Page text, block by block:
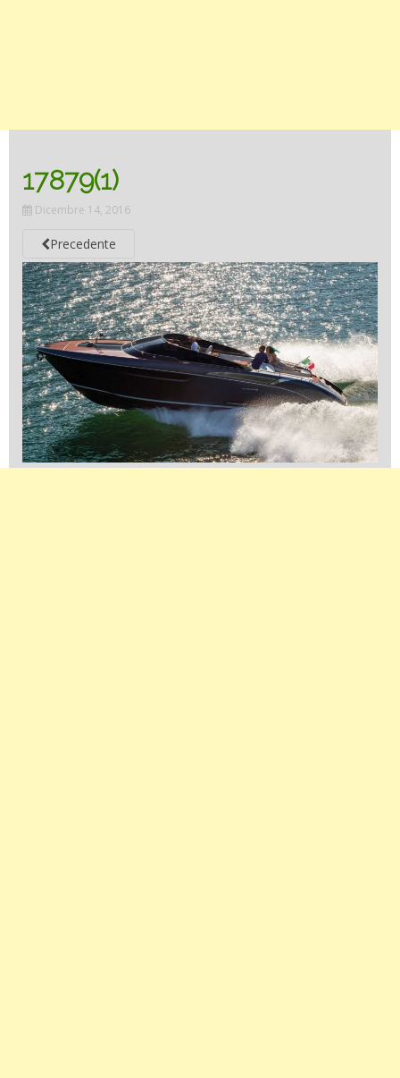
17879(1)
Dicembre 14, 2016
Precedente